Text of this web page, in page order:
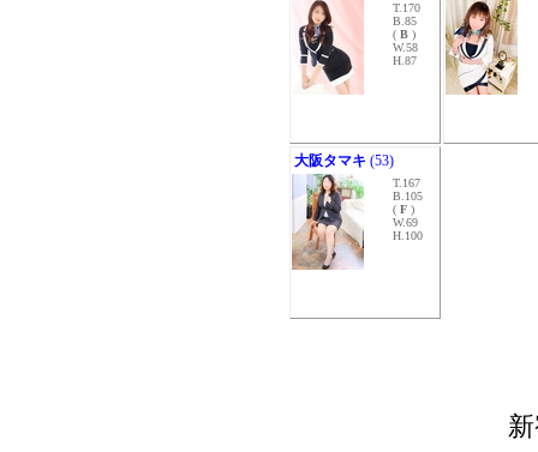
T.170
B.85
( B )
W.58
H.87
大阪タマキ (53)
T.167
B.105
( F )
W.69
H.100